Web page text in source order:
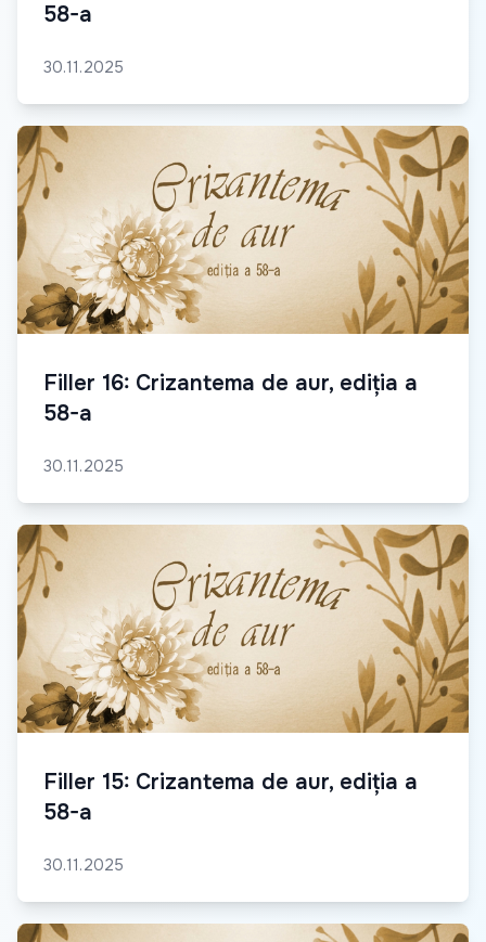
58-a
30.11.2025
Filler 16: Crizantema de aur, ediția a
58-a
30.11.2025
Filler 15: Crizantema de aur, ediția a
58-a
30.11.2025